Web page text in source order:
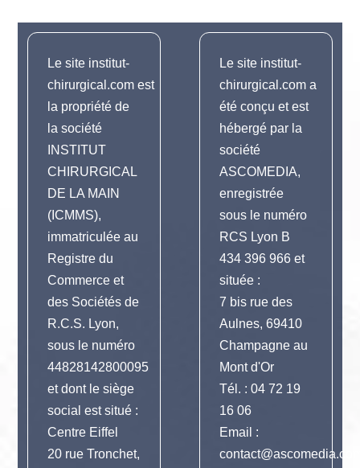
Contact
Urgences
Le site institut-
chirurgical.com est
la propriété de
la société
INSTITUT
CHIRURGICAL
DE LA MAIN
(ICMMS),
immatriculée au
Registre du
Commerce et
des Sociétés de
R.C.S. Lyon,
sous le numéro
44828142800095
et dont le siège
social est situé :
Centre Eiffel
20 rue Tronchet,
Le site institut-
chirurgical.com a
été conçu et est
hébergé par la
société
ASCOMEDIA,
enregistrée
sous le numéro
RCS Lyon B
434 396 966 et
située :
7 bis rue des
Aulnes, 69410
Champagne au
Mont d'Or
Tél. : 04 72 19
16 06
Email :